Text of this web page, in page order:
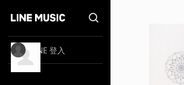
LINE 登入